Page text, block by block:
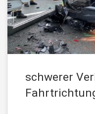
Autobahnauffahrt
Inntalautobahn in
schwerer